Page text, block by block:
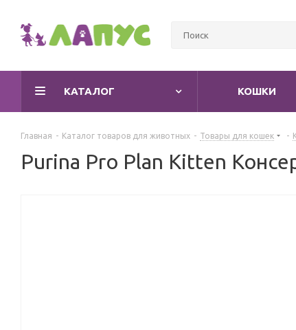
КАТАЛОГ КОШКИ
Главная - Каталог товаров для животных - Товары для кошек -
Purina Pro Plan Kitten